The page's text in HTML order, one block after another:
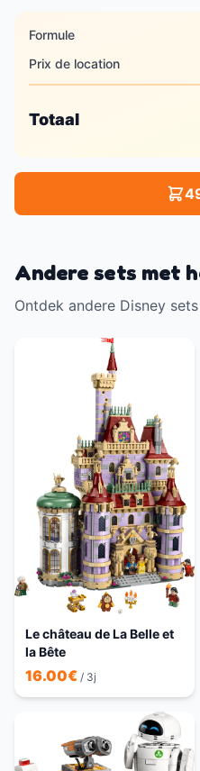
Formule
Prix de location
Totaal
Andere sets met
Ontdek andere Disney
Le château de La Belle et
la Bête
16.00€ / 3j